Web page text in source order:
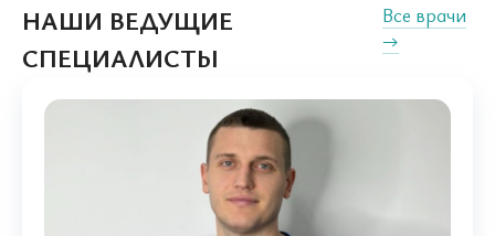
НАШИ ВЕДУЩИЕ
СПЕЦИАЛИСТЫ
Все врачи
→